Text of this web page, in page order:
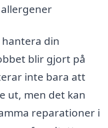
din
blir gjort på
inte bara att
ut, men det kan
reparationer i